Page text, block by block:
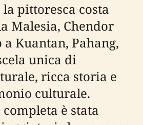
pittoresca costa
Malesia, Chendor
Kuantan, Pahang,
unica di
ricca storia e
culturale.
è stata